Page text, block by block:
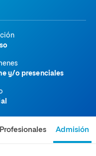
y/o presenciales
Admisión